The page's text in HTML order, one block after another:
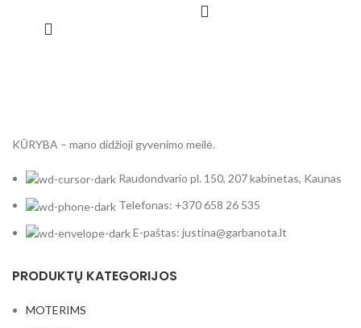
KŪRYBA – mano didžioji gyvenimo meilė.
Raudondvario pl. 150, 207 kabinetas, Kaunas
Telefonas: +370 658 26 535
E-paštas: justina@garbanota.lt
PRODUKTŲ KATEGORIJOS
MOTERIMS